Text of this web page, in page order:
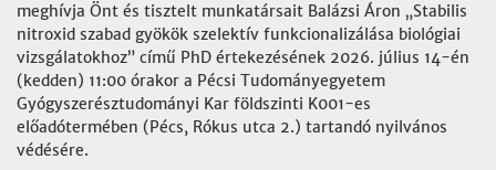
meghívja Önt és tisztelt munkatársait Balázsi Áron „Stabilis
nitroxid szabad gyökök szelektív funkcionalizálása biológiai
vizsgálatokhoz” című PhD értekezésének 2026. július 14-én
(kedden) 11:00 órakor a Pécsi Tudományegyetem
Gyógyszerésztudományi Kar földszinti K001-es
előadótermében (Pécs, Rókus utca 2.) tartandó nyilvános
védésére.